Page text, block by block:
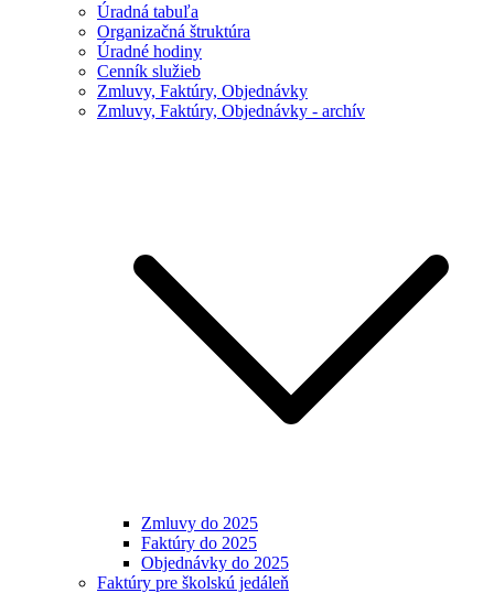
Úradná tabuľa
Organizačná štruktúra
Úradné hodiny
Cenník služieb
Zmluvy, Faktúry, Objednávky
Zmluvy, Faktúry, Objednávky - archív
Zmluvy do 2025
Faktúry do 2025
Objednávky do 2025
Faktúry pre školskú jedáleň